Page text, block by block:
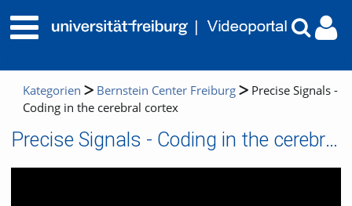
Kategorien Bernstein Center Freiburg
Precise Signals -
Coding in the cerebral cortex
Precise Signals - Coding in the cerebral cortex